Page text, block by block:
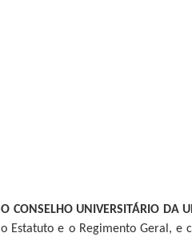
O CONSELHOUNIVERSITÁRIO DA
o Estatuto e o Regimento Geral, e